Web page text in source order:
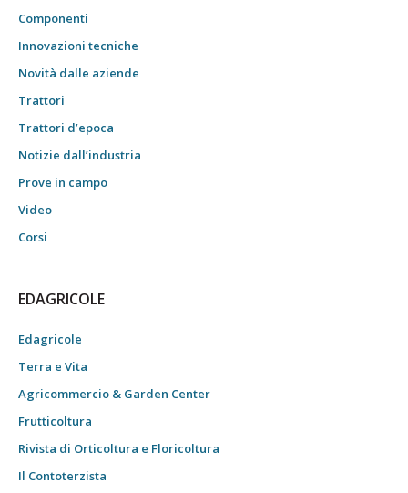
Componenti
Innovazioni tecniche
Novità dalle aziende
Trattori
Trattori d’epoca
Notizie dall’industria
Prove in campo
Video
Corsi
EDAGRICOLE
Edagricole
Terra e Vita
Agricommercio & Garden Center
Frutticoltura
Rivista di Orticoltura e Floricoltura
Il Contoterzista